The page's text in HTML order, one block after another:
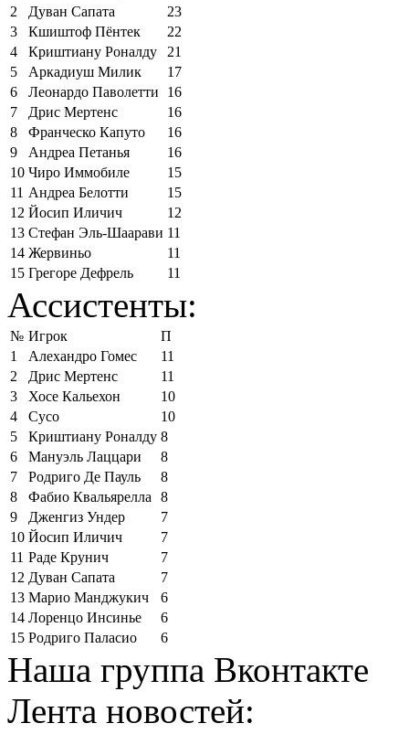
2
Дуван Сапата
23
3
Кшиштоф Пёнтек
22
4
Криштиану Роналду
21
5
Аркадиуш Милик
17
6
Леонардо Паволетти
16
7
Дрис Мертенс
16
8
Франческо Капуто
16
9
Андреа Петанья
16
10 Чиро Иммобиле
15
11 Андреа Белотти
15
12 Йосип Иличич
12
13 Стефан Эль-Шаарави 11
14 Жервиньо
11
15 Грегоре Дефрель 11
Ассистенты:
№ Игрок
П
1
Алехандро Гомес
11
2
Дрис Мертенс
11
3
Хосе Кальехон
10
4
Сусо
10
5
Криштиану Роналду 8
6
Мануэль Лаццари
8
7
Родриго Де Пауль
8
8
Фабио Квальярелла
8
9
Дженгиз Ундер
7
10 Йосип Иличич
7
11 Раде Крунич
7
12 Дуван Сапата
7
13 Марио Манджукич
6
14 Лоренцо Инсинье
6
15 Родриго Паласио 6
Наша группа Вконтакте
Лента новостей: